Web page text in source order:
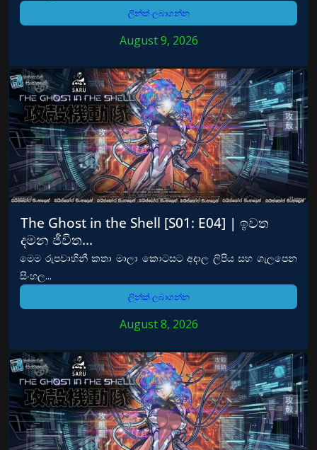
ලින්ක් ලබාගන්න
August 9, 2026
The Ghost in the Shell [S01: E04] | ඉවත
දමන ජීවිත…
මෙම රුපවාහිනී කතා මාලා කොටසට අදාල ලිපිය සහ ගැලපෙන
සිංහල...
ලින්ක් ලබාගන්න
August 8, 2026